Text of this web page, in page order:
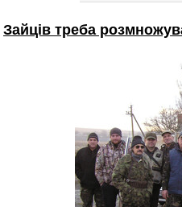
Зайців треба